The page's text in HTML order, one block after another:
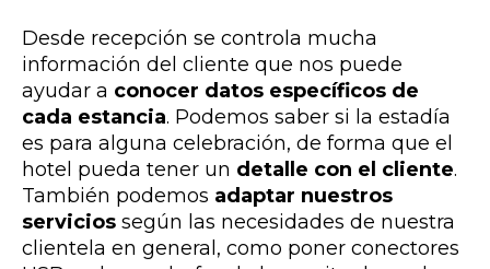
Desde recepción se controla mucha
información del cliente que nos puede
ayudar a conocer datos específicos de
cada estancia. Podemos saber si la estadía
es para alguna celebración, de forma que el
hotel pueda tener un detalle con el cliente.
También podemos adaptar nuestros
servicios según las necesidades de nuestra
clientela en general, como poner conectores